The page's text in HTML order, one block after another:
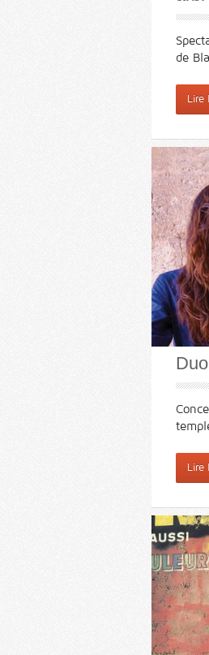
de
Lire
Lire